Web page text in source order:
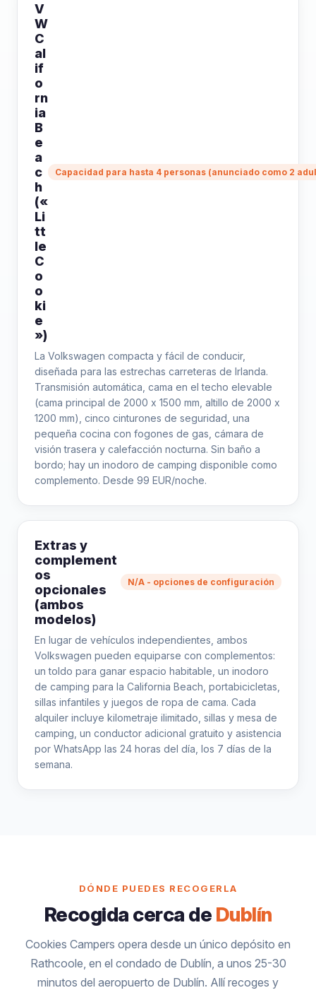
V
W
C
al
if
o
rn
ia
B
e
a
c
h
(«
Li
tt
le
C
o
o
ki
e
»)
Capacidad para hasta 4 personas (anunciado como 2
La Volkswagen compacta y fácil de conducir,
diseñada para las estrechas carreteras de Irlanda.
Transmisión automática, cama en el techo elevable
(cama principal de 2000 x 1500 mm, altillo de 2000 x
1200 mm), cinco cinturones de seguridad, una
pequeña cocina con fogones de gas, cámara de
visión trasera y calefacción nocturna. Sin baño a
bordo; hay un inodoro de camping disponible como
complemento. Desde 99 EUR/noche.
Extras y
complement
os
opcionales
(ambos
modelos)
N/A - opciones de configuración
En lugar de vehículos independientes, ambos
Volkswagen pueden equiparse con complementos:
un toldo para ganar espacio habitable, un inodoro
de camping para la California Beach, portabicicletas,
sillas infantiles y juegos de ropa de cama. Cada
alquiler incluye kilometraje ilimitado, sillas y mesa de
camping, un conductor adicional gratuito y asistencia
por WhatsApp las 24 horas del día, los 7 días de la
semana.
DÓNDE PUEDES RECOGERLA
Recogida cerca de Dublín
Cookies Campers opera desde un único depósito en
Rathcoole, en el condado de Dublín, a unos 25-30
minutos del aeropuerto de Dublín. Allí recoges y